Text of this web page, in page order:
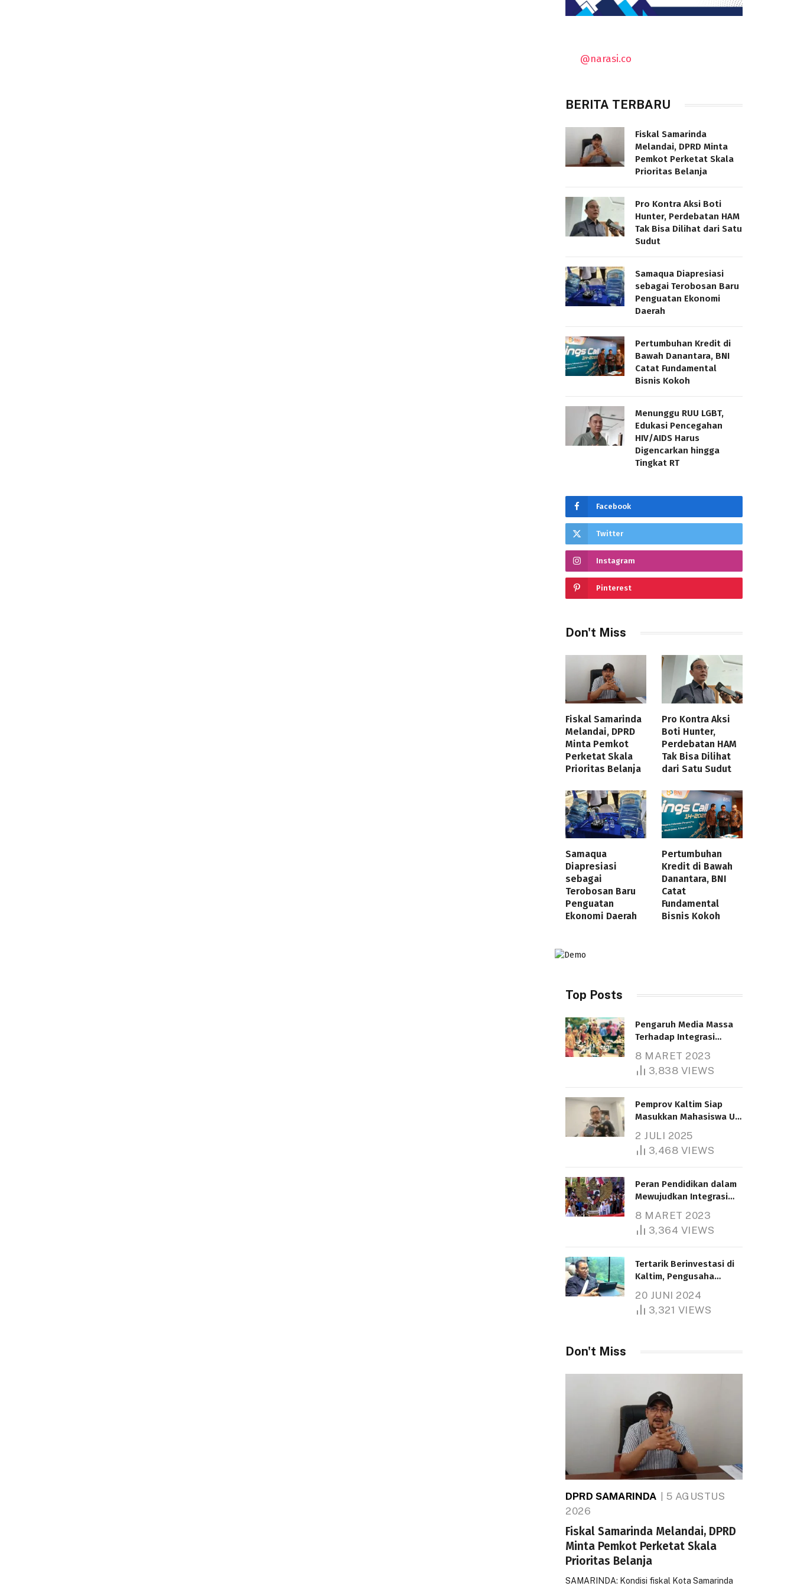
@narasi.co
BERITA TERBARU
Fiskal Samarinda
Melandai, DPRD Minta
Pemkot Perketat Skala
Prioritas Belanja
Pro Kontra Aksi Boti
Hunter, Perdebatan HAM
Tak Bisa Dilihat dari Satu
Sudut
Samaqua Diapresiasi
sebagai Terobosan Baru
Penguatan Ekonomi
Daerah
Pertumbuhan Kredit di
Bawah Danantara, BNI
Catat Fundamental
Bisnis Kokoh
Menunggu RUU LGBT,
Edukasi Pencegahan
HIV/AIDS Harus
Digencarkan hingga
Tingkat RT
Facebook
Twitter
Instagram
Pinterest
Don't Miss
Fiskal Samarinda
Melandai, DPRD
Minta Pemkot
Perketat Skala
Prioritas Belanja
Pro Kontra Aksi
Boti Hunter,
Perdebatan HAM
Tak Bisa Dilihat
dari Satu Sudut
Samaqua
Diapresiasi
sebagai
Terobosan Baru
Penguatan
Ekonomi Daerah
Pertumbuhan
Kredit di Bawah
Danantara, BNI
Catat
Fundamental
Bisnis Kokoh
Top Posts
Pengaruh Media Massa
Terhadap Integrasi
8 MARET 2023
3,838 VIEWS
Pemprov Kaltim Siap
Masukkan Mahasiswa UT
Bantuan Pendidikan
Gratispol
2 JULI 2025
3,468 VIEWS
Peran Pendidikan dalam
Mewujudkan Integrasi
8 MARET 2023
3,364 VIEWS
Tertarik Berinvestasi di
Kaltim, Pengusaha
1.000 Hektare
20 JUNI 2024
3,321 VIEWS
Don't Miss
DPRD SAMARINDA
5 AGUSTUS
2026
Fiskal Samarinda Melandai, DPRD
Minta Pemkot Perketat Skala
Prioritas Belanja
SAMARINDA: Kondisi fiskal Kota Samarinda